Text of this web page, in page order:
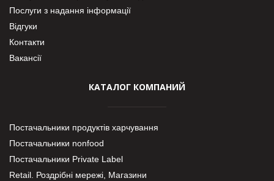
Послуги з надання інформації
Відгуки
Контакти
Вакансії
КАТАЛОГ КОМПАНИЙ
Постачальники продуктів харчування
Постачальники nonfood
Постачальники Private Label
Retail. Роздрібні мережі, Магазини